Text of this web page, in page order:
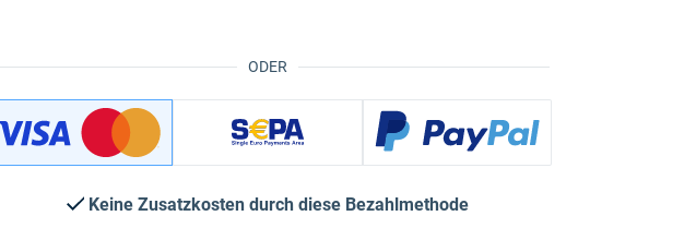
ODER
Keine Zusatzkosten durch diese Bezahlmethode